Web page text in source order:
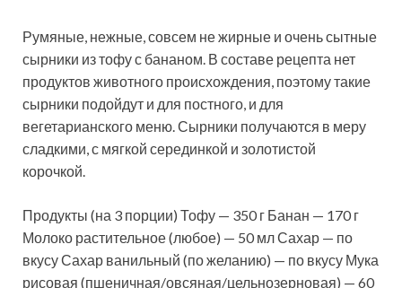
Румяные, нежные, совсем не жирные и очень сытные
сырники из тофу с бананом. В составе рецепта нет
продуктов животного происхождения, поэтому такие
сырники подойдут и для постного, и для
вегетарианского меню. Сырники получаются в меру
сладкими, с мягкой серединкой и золотистой
корочкой.
Продукты (на 3 порции) Тофу — 350 г Банан — 170 г
Молоко растительное (любое) — 50 мл Сахар — по
вкусу Сахар ванильный (по желанию) — по вкусу Мука
рисовая (пшеничная/овсяная/цельнозерновая) — 60